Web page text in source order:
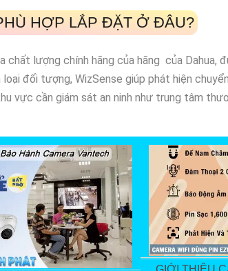
HỢP LẮP ĐẶT Ở ĐÂU?
chất lượng chính hãng của hãng của
loại đối tượng, WizSense giúp phát hiện
vực cần giám sát an ninh như trung tâm